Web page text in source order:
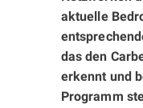
aktuelle
das den
erkennt und
Programm